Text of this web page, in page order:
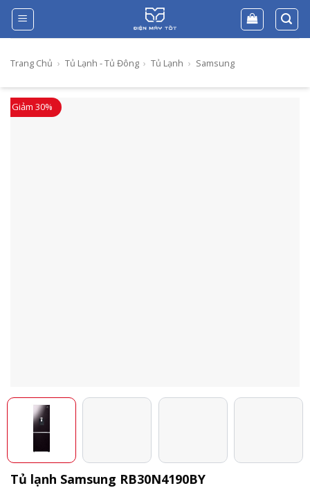
Skip
content
Trang Chủ › Tủ Lạnh - Tủ Đông › Tủ Lạnh › Samsung
Giảm 30%
Tủ lạnh Samsung RB30N4190BY